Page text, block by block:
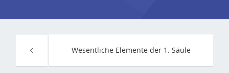
Wesentliche Elemente der 1. Säule